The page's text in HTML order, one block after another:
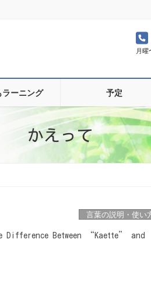
月
ラーニング 予定
かえって
言葉の説明・使い
Difference Between “Kaette” and